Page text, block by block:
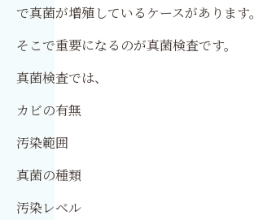
で真菌が増殖しているケースがあります。
そこで重要になるのが真菌検査です。
真菌検査では、
カビの有無
汚染範囲
真菌の種類
汚染レベル